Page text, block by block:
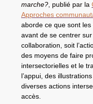
marche? , publié par la
Approches
aborde ce que sont
avant de se centrer
collaboration, soit
des moyens de faire
intersectorielles et le
l’appui, des
diverses actions
accès.